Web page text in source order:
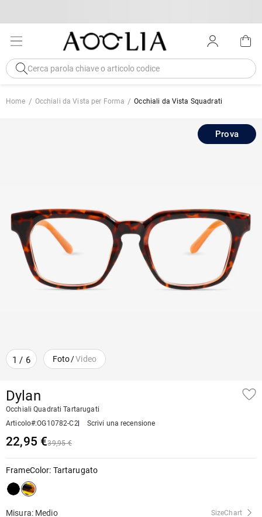
Home Occhiali da Vista per Forma Occhiali da Vista Squadrati
1 / 6 Foto/Video
Prova
Dylan
Occhiali Quadrati Tartarugati
Articolo#:OG10782-C2 Scrivi una recensione
22,95 €39,95 €
FrameColor: Tartarugato
Misura: Medio SizeChart